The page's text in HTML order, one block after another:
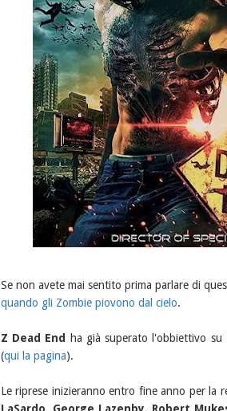
Se non avete mai sentito prima parlare di
quando gli Zombie piovono dal cielo.
Z Dead End ha già superato l'obbiettivo su
(qui la pagina).
Le riprese inizieranno entro fine anno per la